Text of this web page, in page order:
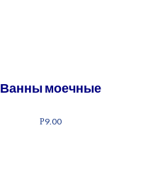
Ванны моечные
Р9.00